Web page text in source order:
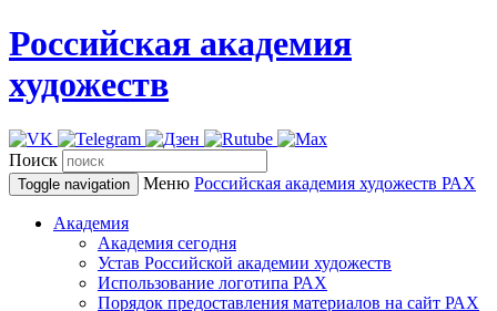
Российская академия
художеств
Поиск
Toggle navigation Меню Российская академия художеств РАХ
Академия
Академия сегодня
Устав Российской академии художеств
Использование логотипа РАХ
Порядок предоставления материалов на сайт РАХ